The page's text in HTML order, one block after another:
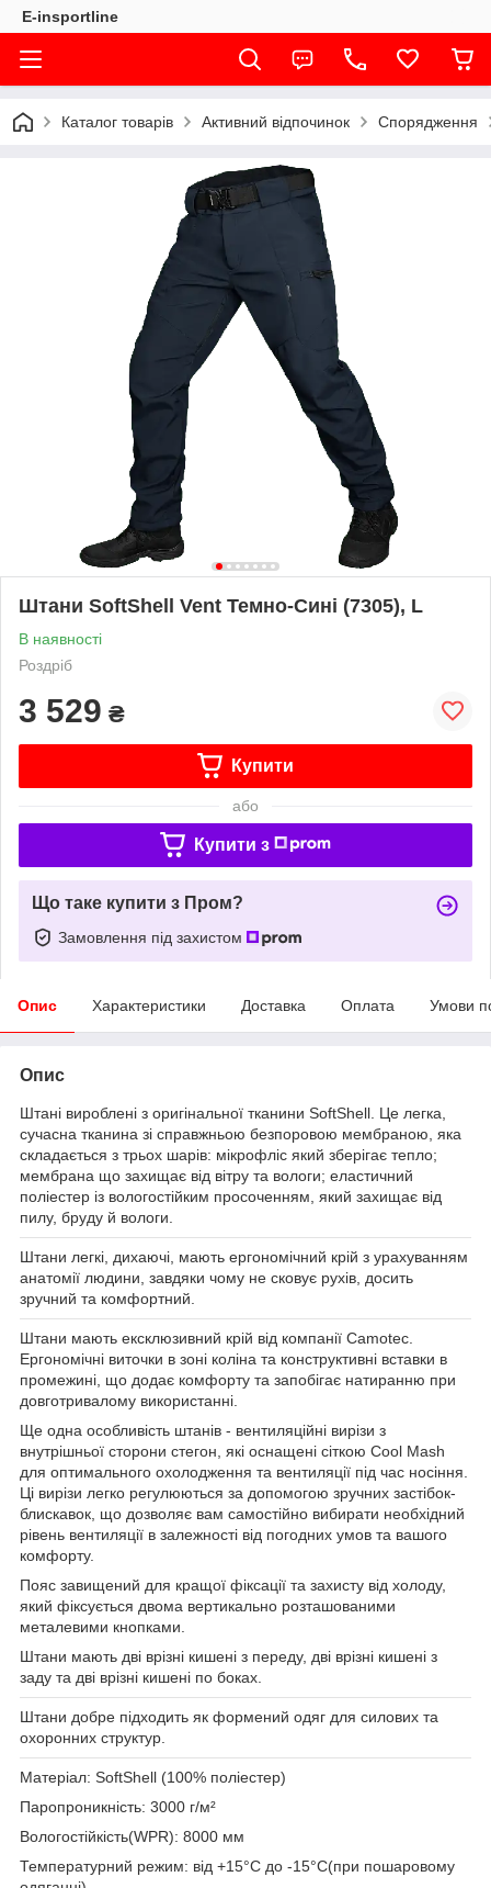
E-insportline
Каталог товарів Активний відпочинок Спорядження
Штани SoftShell Vent Темно-Сині (7305), L
В наявності
Роздріб
3 529 ₴
Купити
або
Купити з
Що таке купити з Пром?
Замовлення під захистом
Опис Характеристики Доставка Оплата Умови
Опис
Штані вироблені з оригінальної тканини SoftShell. Це легка,
сучасна тканина зі справжньою безпоровою мембраною, яка
складається з трьох шарів: мікрофліс який зберігає тепло;
мембрана що захищає від вітру та вологи; еластичний
поліестер із вологостійким просоченням, який захищає від
пилу, бруду й вологи.
Штани легкі, дихаючі, мають ергономічний крій з урахуванням
анатомії людини, завдяки чому не сковує рухів, досить
зручний та комфортний.
Штани мають ексклюзивний крій від компанії Camotec.
Ергономічні виточки в зоні коліна та конструктивні вставки в
промежині, що додає комфорту та запобігає натиранню при
довготривалому використанні.
Ще одна особливість штанів - вентиляційні вирізи з
внутрішньої сторони стегон, які оснащені сіткою Cool Mash
для оптимального охолодження та вентиляції під час носіння.
Ці вирізи легко регулюються за допомогою зручних застібок-
блискавок, що дозволяє вам самостійно вибирати необхідний
рівень вентиляції в залежності від погодних умов та вашого
комфорту.
Пояс завищений для кращої фіксації та захисту від холоду,
який фіксується двома вертикально розташованими
металевими кнопками.
Штани мають дві врізні кишені з переду, дві врізні кишені з
заду та дві врізні кишені по боках.
Штани добре підходить як формений одяг для силових та
охоронних структур.
Матеріал: SoftShell (100% поліестер)
Паропроникність: 3000 г/м²
Вологостійкість(WPR): 8000 мм
Температурний режим: від +15°C до -15°C(при пошаровому